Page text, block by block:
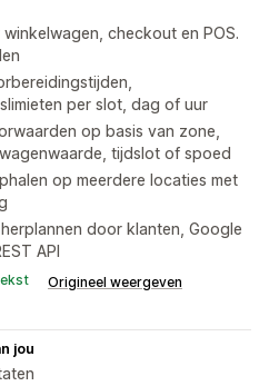
checkout en POS.
per slot, dag of uur
op basis van zone,
tijdslot of spoed
op meerdere locaties met
door klanten, Google
API
Origineel weergeven
jou